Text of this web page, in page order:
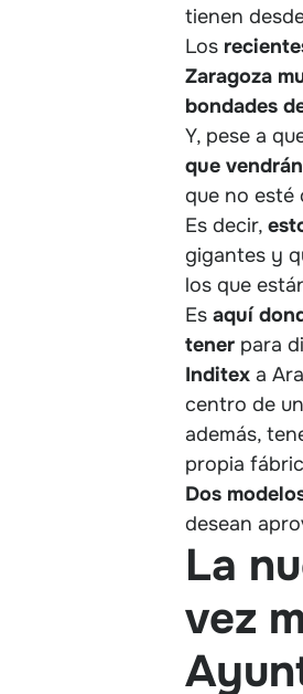
tienen
Los
Zaragoza
bondades
Y, pese a
que
que no esté
Es decir,
gigantes y
los que
Es aquí
tener para
Inditex a
centro de
además,
propia
Dos
desean
La
vez